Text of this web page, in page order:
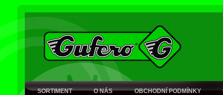
SORTIMENT O NÁS OBCHODNÍ PODMÍNKY